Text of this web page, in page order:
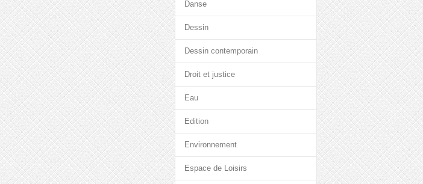
Danse
Dessin
Dessin contemporain
Droit et justice
Eau
Edition
Environnement
Espace de Loisirs